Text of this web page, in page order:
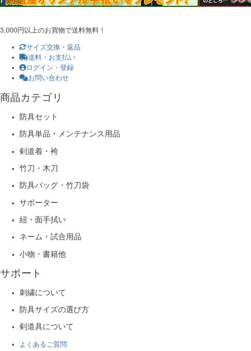
3,000円以上のお買物で送料無料！
サイズ交換・返品
送料・お支払い
ログイン・登録
お問い合わせ
商品カテゴリ
防具セット
防具単品・メンテナンス用品
剣道着・袴
竹刀・木刀
防具バッグ・竹刀袋
サポーター
紐・面手拭い
ネーム・試合用品
小物・書籍他
サポート
刺繍について
防具サイズの選び方
剣道具について
よくあるご質問